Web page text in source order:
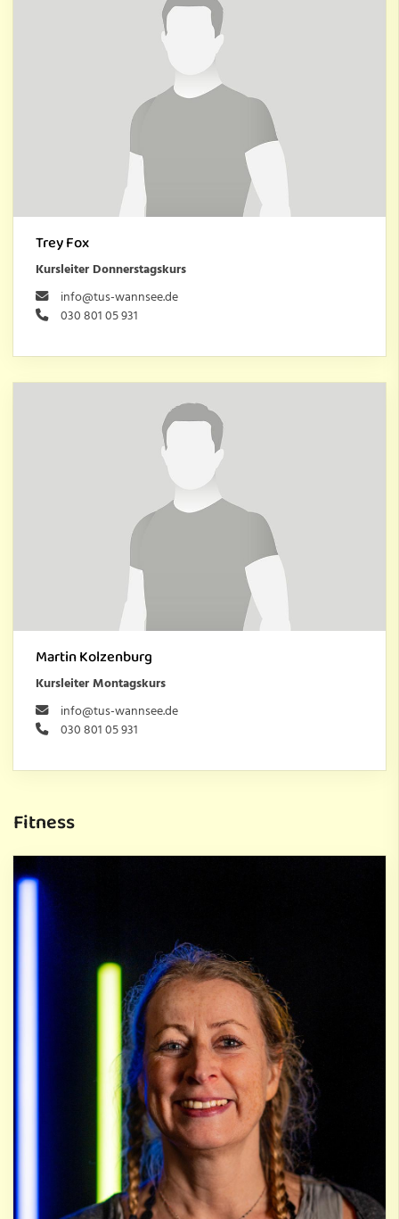
Trey Fox
Kursleiter Donnerstagskurs
info@tus-wannsee.de
030 801 05 931
Martin Kolzenburg
Kursleiter Montagskurs
info@tus-wannsee.de
030 801 05 931
Fitness